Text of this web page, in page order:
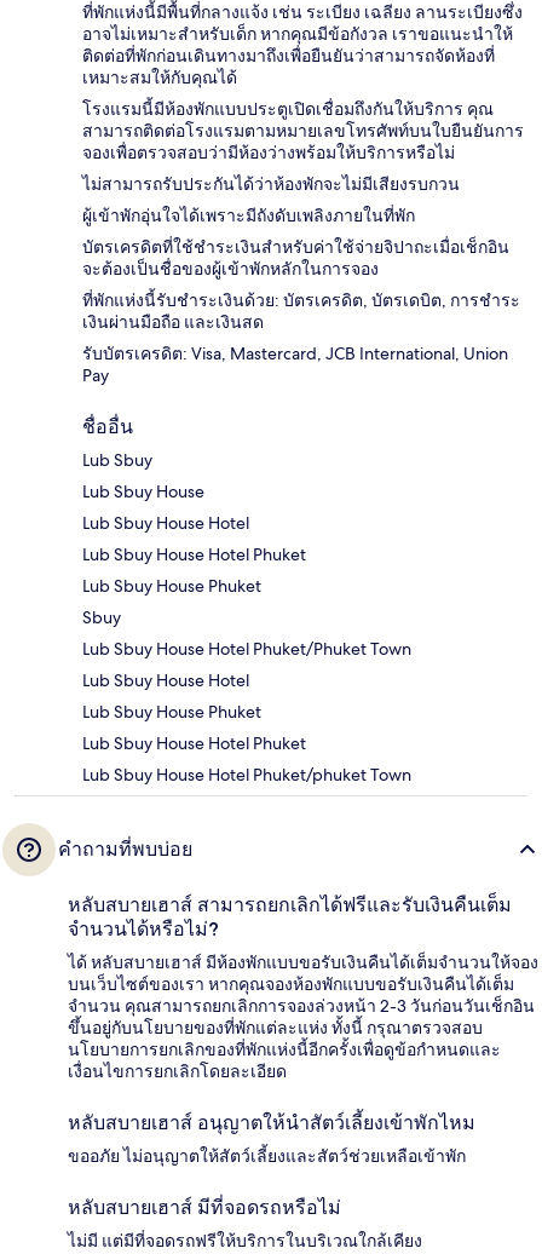
ที่พักแห่งนี้มีพื้นที่กลางแจ้ง เช่น ระเบียง เฉลียง ลานระเบียงซึ่ง
อาจไม่เหมาะสำหรับเด็ก หากคุณมีข้อกังวล เราขอแนะนำให้
ติดต่อที่พักก่อนเดินทางมาถึงเพื่อยืนยันว่าสามารถจัดห้องที่
เหมาะสมให้กับคุณได้
โรงแรมนี้มีห้องพักแบบประตูเปิดเชื่อมถึงกันให้บริการ คุณ
สามารถติดต่อโรงแรมตามหมายเลขโทรศัพท์บนใบยืนยันการ
จองเพื่อตรวจสอบว่ามีห้องว่างพร้อมให้บริการหรือไม่
ไม่สามารถรับประกันได้ว่าห้องพักจะไม่มีเสียงรบกวน
ผู้เข้าพักอุ่นใจได้เพราะมีถังดับเพลิงภายในที่พัก
บัตรเครดิตที่ใช้ชำระเงินสำหรับค่าใช้จ่ายจิปาถะเมื่อเช็กอิน
จะต้องเป็นชื่อของผู้เข้าพักหลักในการจอง
ที่พักแห่งนี้รับชำระเงินด้วย: บัตรเครดิต, บัตรเดบิต, การชำระ
เงินผ่านมือถือ และเงินสด
รับบัตรเครดิต: Visa, Mastercard, JCB International, Union
Pay
ชื่ออื่น
Lub Sbuy
Lub Sbuy House
Lub Sbuy House Hotel
Lub Sbuy House Hotel Phuket
Lub Sbuy House Phuket
Sbuy
Lub Sbuy House Hotel Phuket/Phuket Town
Lub Sbuy House Hotel
Lub Sbuy House Phuket
Lub Sbuy House Hotel Phuket
Lub Sbuy House Hotel Phuket/phuket Town
คำถามที่พบบ่อย
หลับสบายเฮาส์ สามารถยกเลิกได้ฟรีและรับเงินคืนเต็ม
จำนวนได้หรือไม่?
ได้ หลับสบายเฮาส์ มีห้องพักแบบขอรับเงินคืนได้เต็มจำนวนให้จอง
บนเว็บไซต์ของเรา หากคุณจองห้องพักแบบขอรับเงินคืนได้เต็ม
จำนวน คุณสามารถยกเลิกการจองล่วงหน้า 2-3 วันก่อนวันเช็กอิน
ขึ้นอยู่กับนโยบายของที่พักแต่ละแห่ง ทั้งนี้ กรุณาตรวจสอบ
นโยบายการยกเลิกของที่พักแห่งนี้อีกครั้งเพื่อดูข้อกำหนดและ
เงื่อนไขการยกเลิกโดยละเอียด
หลับสบายเฮาส์ อนุญาตให้นำสัตว์เลี้ยงเข้าพักไหม
ขออภัย ไม่อนุญาตให้สัตว์เลี้ยงและสัตว์ช่วยเหลือเข้าพัก
หลับสบายเฮาส์ มีที่จอดรถหรือไม่
ไม่มี แต่มีที่จอดรถฟรีให้บริการในบริเวณใกล้เคียง